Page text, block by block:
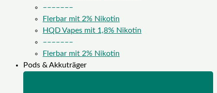
–––––––
Flerbar mit 2% Nikotin
HQD Vapes mit 1,8% Nikotin
–––––––
Flerbar mit 2% Nikotin
Pods & Akkuträger